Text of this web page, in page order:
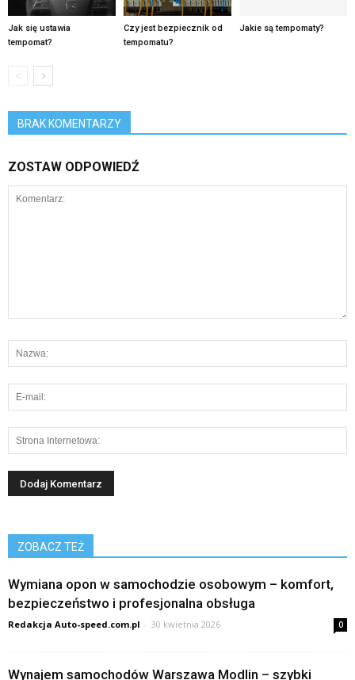
Jak się ustawia
tempomat?
Czy jest bezpiecznik od
tempomatu?
Jakie są tempomaty?
BRAK KOMENTARZY
ZOSTAW ODPOWIEDŹ
ZOBACZ TEŻ
Wymiana opon w samochodzie osobowym – komfort,
bezpieczeństwo i profesjonalna obsługa
Redakcja Auto-speed.com.pl - 30 kwietnia 2026 0
Wynajem samochodów Warszawa Modlin – szybki